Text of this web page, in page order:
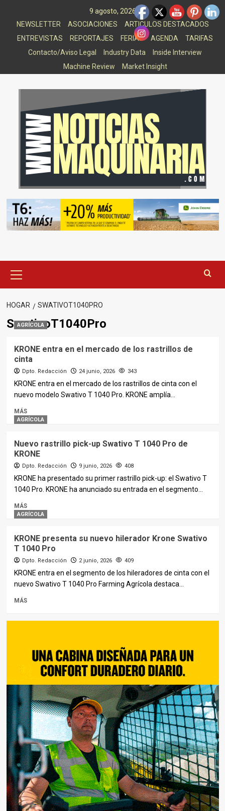
9 agosto, 2026
NEWSLETTER
ASOCIACIONES
ARTICULOS DESTACADOS
ENTREVISTAS
REPORTAJES FERIAS AGENDA
TARIFAS
Contacto/Aviso Legal
Industry Data
Inside Interview
Machine Review
Market Insight
principal
HOGAR SWATIVOT1040PRO
SwativoT1040Pro
AGRÍCOLA
KRONE entra en el mercado de los rastrillos de
cinta
Dpto. Redacción 24 junio, 2026 343
KRONE entra en el mercado de los rastrillos de cinta con el
nuevo modelo Swativo T 1040 Pro. KRONE amplía...
MÁS
AGRÍCOLA
Nuevo rastrillo pick-up Swativo T 1040 Pro de
KRONE
Dpto. Redacción 9 junio, 2026 408
KRONE ha presentado su primer rastrillo pick-up: el Swativo T
1040 Pro. KRONE ha anunciado su entrada en el segmento...
MÁS
AGRÍCOLA
KRONE presenta su nuevo hilerador Krone Swativo
T 1040 Pro
Dpto. Redacción 2 junio, 2026 409
KRONE entra en el segmento de los hileradores de cinta con el
nuevo Swativo T 1040 Pro Farming Agrícola destaca...
MÁS